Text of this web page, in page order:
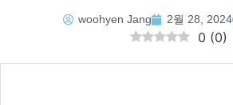
woohyen Jang 2월 28, 2024
0 (0)